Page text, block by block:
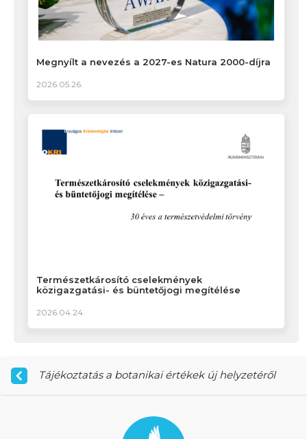
Megnyílt a nevezés a 2027-es Natura 2000-díjra
2026.05.26.
Természetkárosító cselekmények
közigazgatási- és büntetőjogi megítélése
2026.04.24.
Tájékoztatás a botanikai értékek új helyzetéről